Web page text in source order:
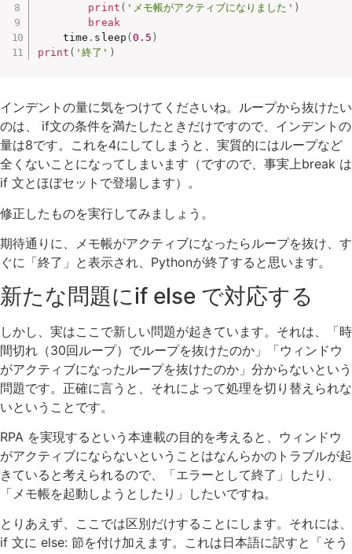
print ( 'メモ帳がアクティブになりました' )
break
    time
. sleep (0.5 )
print ( '終了' )
インデントの量に気をつけてくださいね。ループから抜けたい
のは、 if文の条件を満たしたときだけですので、インデントの
量は8です。これを4にしてしまうと、実質的にはループなど
全くないことになってしまいます（ですので、事実上break は
if 文とほぼセットで登場します）。
修正したものを実行してみましょう。
期待通りに、メモ帳がアクティブになったらループを抜け、す
ぐに「終了」と表示され、Pythonが終了すると思います。
新たな問題にif else で対応する
しかし、実はここで新しい問題が起きています。それは、「時
間切れ（30回ループ）でループを抜けたのか」「ウィンドウ
がアクティブになったループを抜けたのか」分からないという
問題です。正確に言うと、それによって処理を切り替えられな
いということです。
RPA を実現するという本連載の目的を考えると、ウィンドウ
がアクティブにならないということはなんらかのトラブルが起
きていると考えられるので、「エラーとして終了」したり、
「メモ帳を起動しようとしたり」したいですね。
とりあえず、ここでは区別だけすることにします。それには、
if 文に else: 節を付け加えます。これは日本語に訳すと「そう